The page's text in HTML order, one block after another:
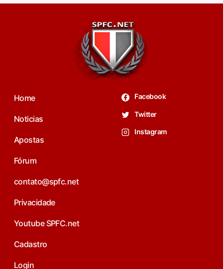
Home
Noticias
Apostas
Fórum
contato@spfc.net
Privacidade
Youtube SPFC.net
Cadastro
Login
Facebook
Twitter
Instagram